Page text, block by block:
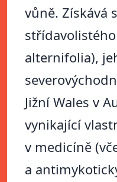
vůně. Získává
alternifolia),
Jižní Wales v
vynikající
v medicíně
a